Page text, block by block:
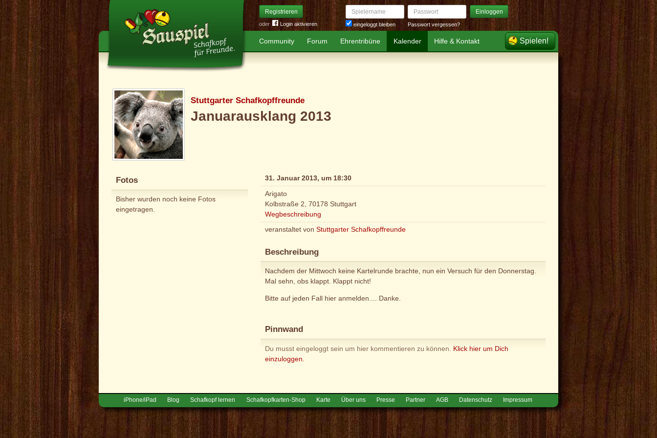
Registrieren
oder Login aktivieren
Spielername
eingeloggt bleiben
Passwort Einloggen
Passwort vergessen?
Community Forum Ehrentribüne Kalender Hilfe & Kontakt Spielen!
Stuttgarter Schafkopffreunde
Januarausklang 2013
Fotos
Bisher wurden noch keine Fotos
eingetragen.
31. Januar 2013, um 18:30
Arigato
Kolbstraße 2, 70178 Stuttgart
Wegbeschreibung
veranstaltet von Stuttgarter Schafkopffreunde
Beschreibung
Nachdem der Mittwoch keine Kartelrunde brachte, nun ein Versuch für den Donnerstag.
Mal sehn, obs klappt. Klappt nicht!
Bitte auf jeden Fall hier anmelden.... Danke.
Pinnwand
Du musst eingeloggt sein um hier kommentieren zu können. Klick hier um Dich
einzuloggen.
iPhone/iPad Blog Schafkopf lernen Schafkopfkarten-Shop Karte Über uns Presse Partner AGB Datenschutz Impressum